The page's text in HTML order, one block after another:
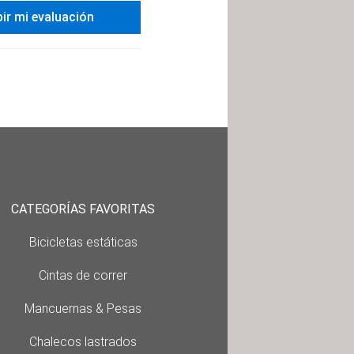
mi evaluación
CATEGORÍAS FAVORITAS
Bicicletas estáticas
Cintas de correr
Mancuernas & Pesas
Chalecos lastrados